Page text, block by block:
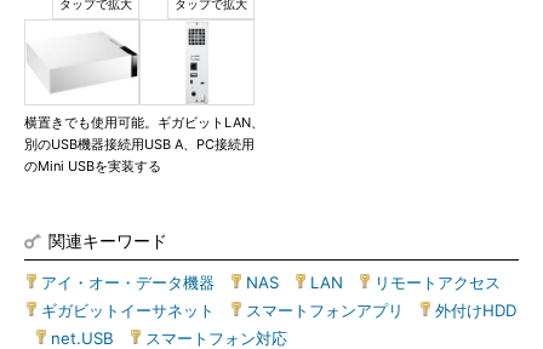
横置きでも使用可能。ギガビットLAN、
別のUSB機器接続用USB A、PC接続用
のMini USBを実装する
関連キーワード
アイ・オー・データ機器 NAS LAN リモートアクセス
ギガビットイーサネット
スマートフォンアプリ
外付けHDD
net.USB スマートフォン対応